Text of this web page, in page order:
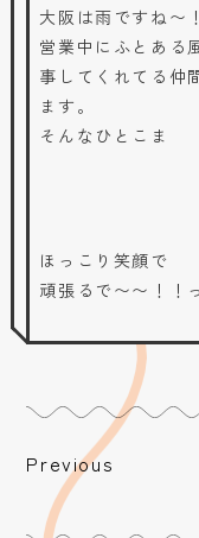
大阪は雨ですね〜！
営業中にふとある
事してくれてる仲
ます。
そんなひとこま
ほっこり笑顔で
頑張るで〜〜！！
Previous